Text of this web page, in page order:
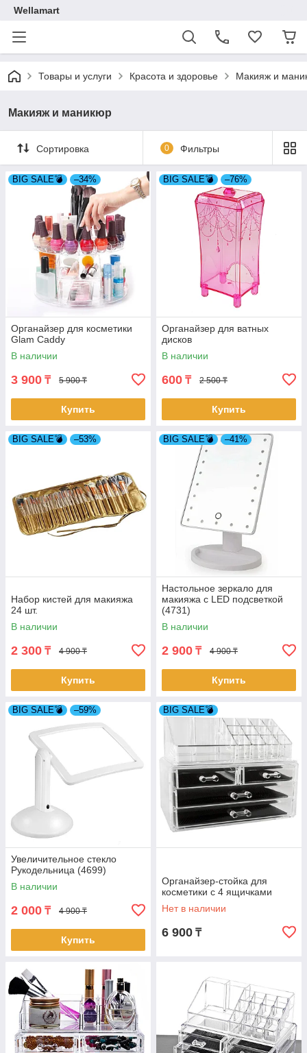
Wellamart
Товары и услуги Красота и здоровье Макияж и
Макияж и маникюр
Сортировка 0 Фильтры
BIG SALE💣 –34%
Органайзер для косметики
Glam Caddy
В наличии
3 900 ₸ 5 900 ₸
Купить
BIG SALE💣 –76%
Органайзер для ватных
дисков
В наличии
600 ₸ 2 500 ₸
Купить
BIG SALE💣 –53%
Набор кистей для макияжа
24 шт.
В наличии
2 300 ₸ 4 900 ₸
Купить
BIG SALE💣 –41%
Настольное зеркало для
макияжа с LED подсветкой
(4731)
В наличии
2 900 ₸ 4 900 ₸
Купить
BIG SALE💣 –59%
Увеличительное стекло
Рукодельница (4699)
В наличии
2 000 ₸ 4 900 ₸
Купить
BIG SALE💣
Органайзер-стойка для
косметики с 4 ящичками
Нет в наличии
6 900 ₸